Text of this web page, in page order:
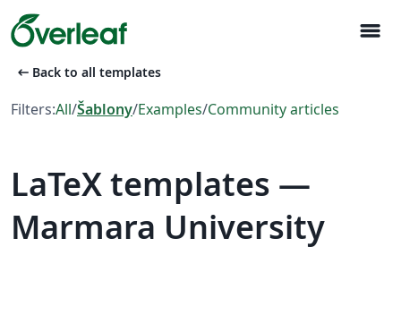
menu
arrow_left_alt Back to all templates
Filters:All/Šablony/Examples/Community articles
LaTeX templates —
Marmara University